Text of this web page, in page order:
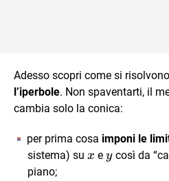
Adesso scopri come si
l’iperbole. Non spaventarti, il
cambia solo la conica:
per prima cosa imponi le
sistema) su x
x e y
ycosì da
piano;